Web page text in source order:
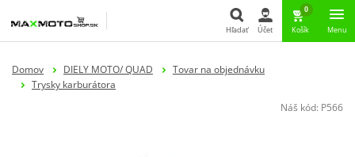
Hľadať Účet
0
Košík Menu
Domov DIELY MOTO/ QUAD
Tovar na objednávku
Trysky karburátora
Náš kód: P566